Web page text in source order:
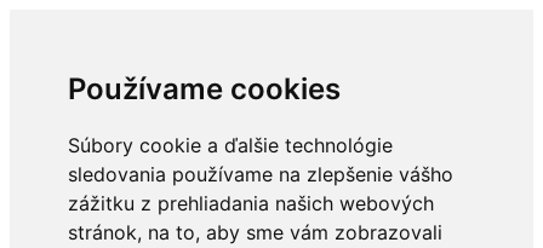
Používame cookies
Súbory cookie a ďalšie technológie
sledovania používame na zlepšenie vášho
zážitku z prehliadania našich webových
stránok, na to, aby sme vám zobrazovali